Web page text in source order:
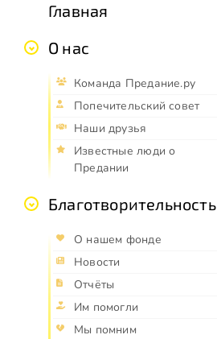
Главная
О нас
Команда Предание.ру
Попечительский совет
Наши друзья
Известные люди о
Предании
Благотворительность
О нашем фонде
Новости
Отчёты
Им помогли
Мы помним